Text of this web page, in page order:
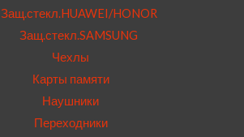
Защ.стекл.HUAWEI/HONOR
Защ.стекл.SAMSUNG
Чехлы
Карты памяти
Наушники
Переходники